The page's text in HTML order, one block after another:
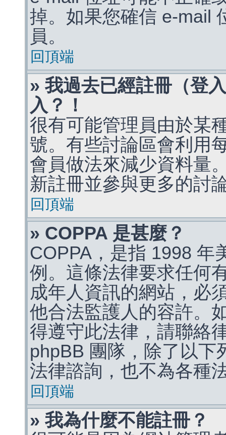
掉。如果您確信 e-mail
員。
回頂端
» 我過去已經註冊（登
入？！
很有可能管理員由於某
號。有些討論區會利用
會員做法來減少資料量
新註冊並參與更多的討
回頂端
» COPPA 是甚麼？
COPPA，是指 1998 年
例。這條法律要求任何
成年人資訊的網站，必
他合法監護人的容許。
得遵守此法律，請聯絡
phpBB 團隊，除了以下
法律諮詢，也不為各種
回頂端
» 我為什麼不能註冊？